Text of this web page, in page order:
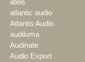
ateis
atlantic audio
Atlantis Audio
audiluma
Audinate
Audio Export